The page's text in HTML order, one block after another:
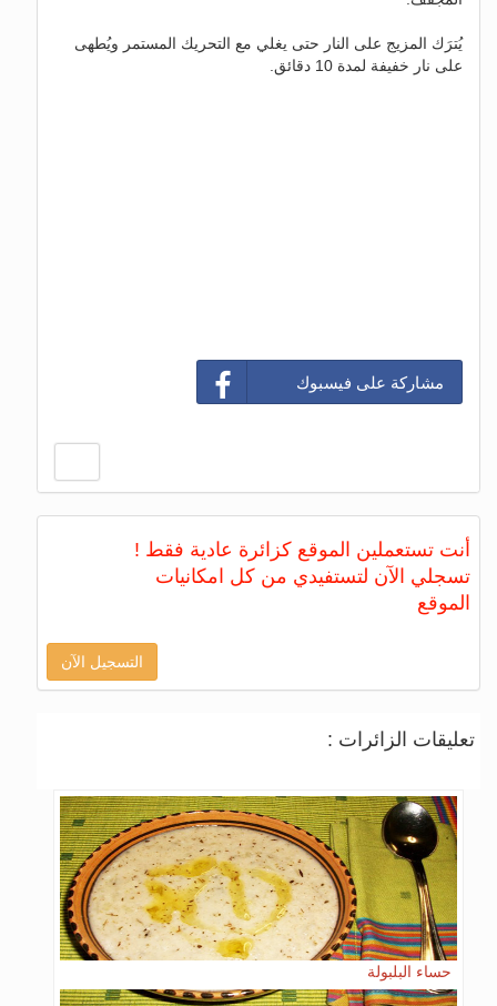
يُترَك المزيج على النار حتى يغلي مع التحريك المستمر ويُطهى
على نار خفيفة لمدة 10 دقائق.
مشاركة على فيسبوك
أنت تستعملين الموقع كزائرة عادية فقط !
تسجلي الآن لتستفيدي من كل امكانيات
الموقع
التسجيل الآن
تعليقات الزائرات :
حساء البلبولة